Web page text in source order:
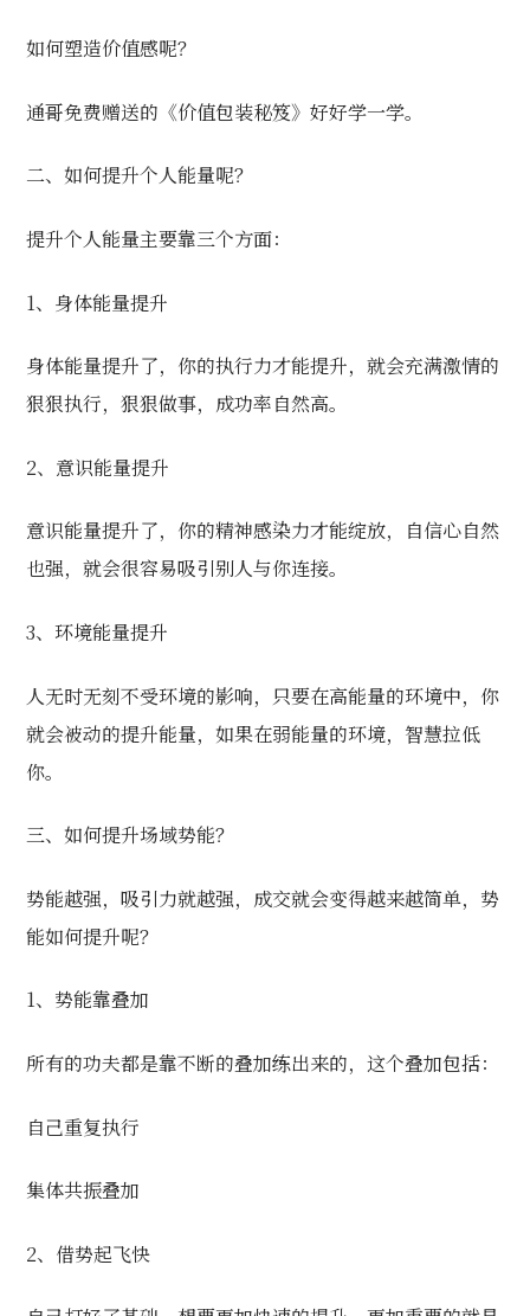
如何塑造价值感呢？
通哥免费赠送的《价值包装秘笈》好好学一学。
二、如何提升个人能量呢？
提升个人能量主要靠三个方面：
1、身体能量提升
身体能量提升了，你的执行力才能提升，就会充满激情的
狠狠执行，狠狠做事，成功率自然高。
2、意识能量提升
意识能量提升了，你的精神感染力才能绽放，自信心自然
也强，就会很容易吸引别人与你连接。
3、环境能量提升
人无时无刻不受环境的影响，只要在高能量的环境中，你
就会被动的提升能量，如果在弱能量的环境，智慧拉低
你。
三、如何提升场域势能？
势能越强，吸引力就越强，成交就会变得越来越简单，势
能如何提升呢？
1、势能靠叠加
所有的功夫都是靠不断的叠加练出来的，这个叠加包括：
自己重复执行
集体共振叠加
2、 借势起飞快